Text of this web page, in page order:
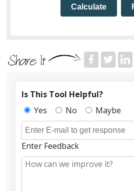
Calculate
Is This Tool Helpful?
Yes
No Maybe
Enter Feedback